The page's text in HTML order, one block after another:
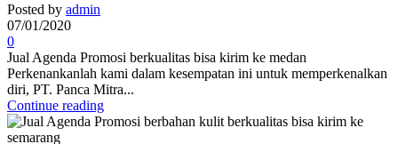
Posted by admin
07/01/2020
0
Jual Agenda Promosi berkualitas bisa kirim ke medan
Perkenankanlah kami dalam kesempatan ini untuk memperkenalkan
diri, PT. Panca Mitra...
Continue reading